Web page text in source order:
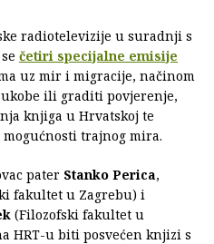
radiotelevizije u suradnji s
četiri specijalne emisije
uz mir i migracije, načinom
ili graditi povjerenje,
knjiga u Hrvatskoj te
trajnog mira.
pater Stanko Perica,
fakultet u Zagrebu) i
(Filozofski fakultet u
HRT-u biti posvećen knjizi s